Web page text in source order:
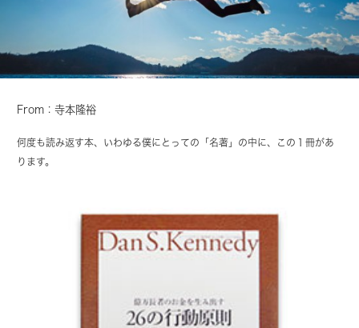
From：寺本隆裕
何度も読み返す本、いわゆる僕にとっての「名著」の中に、この１冊があ
ります。